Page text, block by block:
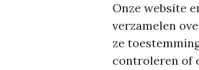
Onze website
verzamelen
ze
controleren of